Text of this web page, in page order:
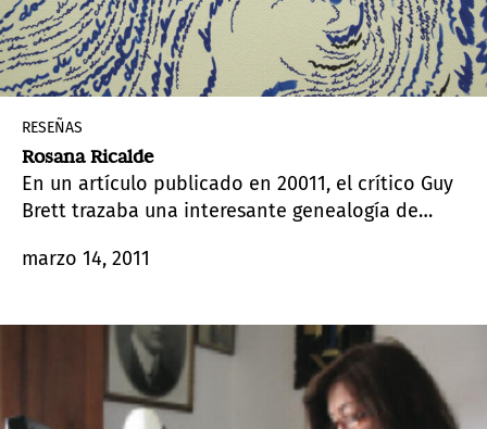
RESEÑAS
Rosana Ricalde
En un artículo publicado en 20011, el crítico Guy
Brett trazaba una interesante genealogía de
libros constituía un ejercicio fundamental.
marzo 14, 2011